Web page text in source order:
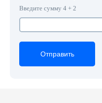
Введите сумму 4 + 2
Отправить
Отправить
Отправить